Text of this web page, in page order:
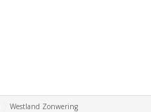
Westland Zonwering